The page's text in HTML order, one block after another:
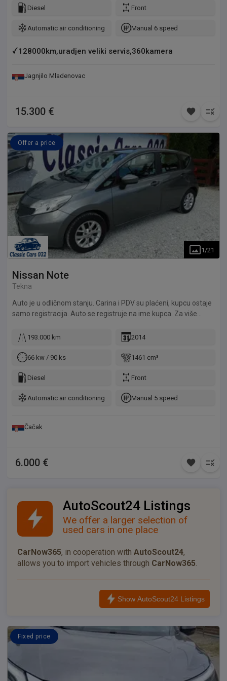
senzori, tempomat, navigacija itd.) Uvezen od lizing kuce u
pregled od strane vaseg majstora i svaka druga provera. Svi
Diesel Front
Automatic air conditioning Manual 6 speed
128000km,uradjen veliki servis,360kamera
Jagnjilo Mladenovac
15.300 €
Offer a price
1 /21
Nissan Note
Tekna
Auto je u odličnom stanju. Carina i PDV su plaćeni, kupcu ostaje
samo registracija. Auto se registruje na ime kupca. Za više
193.000 km 2014
66 kw / 90 ks 1461 cm³
Diesel Front
Automatic air conditioning Manual 5 speed
Čačak
6.000 €
AutoScout24 Listings
We offer a larger selection of
used cars in one place
CarNow365, in cooperation with AutoScout24,
allows you to import vehicles through CarNow365.
Show AutoScout24 Listings
Fixed price